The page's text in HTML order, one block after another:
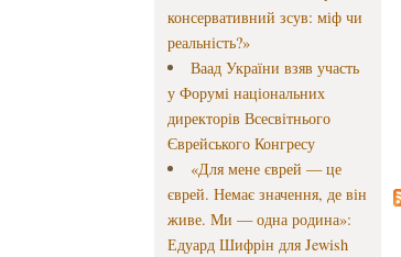
консервативний зсув: міф чи
реальність?»
Ваад України взяв участь
у Форумі національних
директорів Всесвітнього
Єврейського Конгресу
«Для мене єврей — це
єврей. Немає значення, де він
живе. Ми — одна родина»:
Едуард Шифрін для Jewish